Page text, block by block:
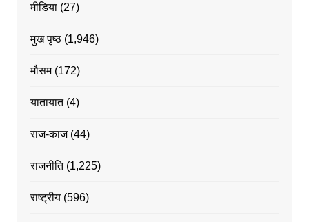
मीडिया(27)
मुख पृष्ठ(1,946)
मौसम(172)
यातायात(4)
राज-काज(44)
राजनीति(1,225)
राष्ट्रीय(596)